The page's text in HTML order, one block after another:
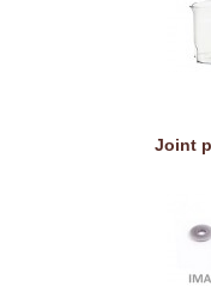
Joint